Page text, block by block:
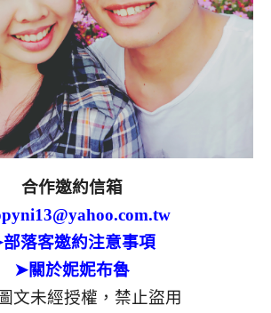
合作邀約信箱
落客邀約注意事項
➤關於妮妮布魯
文未經授權，禁止盜用